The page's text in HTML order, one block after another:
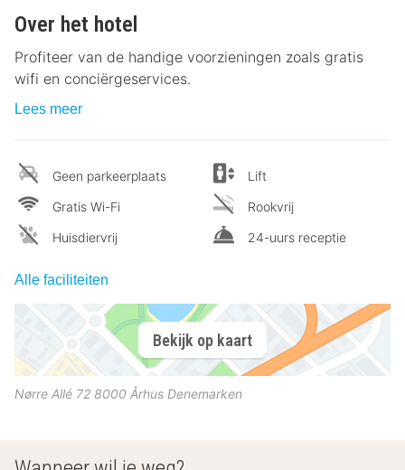
Over het hotel
Profiteer van de handige voorzieningen zoals gratis
wifi en conciërgeservices.
Lees meer
Geen parkeerplaats
Gratis Wi-Fi
Huisdiervrij
Lift
Rookvrij
24-uurs receptie
Alle faciliteiten
Bekijk op kaart
Nørre Allé 72 8000 Århus Denemarken